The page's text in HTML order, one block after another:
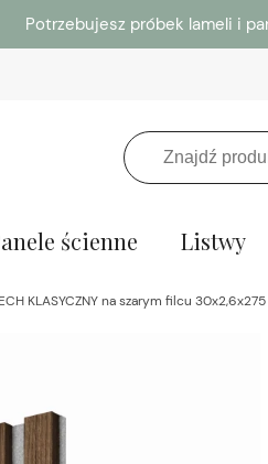
Potrzebujesz próbek lameli i
ścienne Listwy
KLASYCZNY na szarym filcu